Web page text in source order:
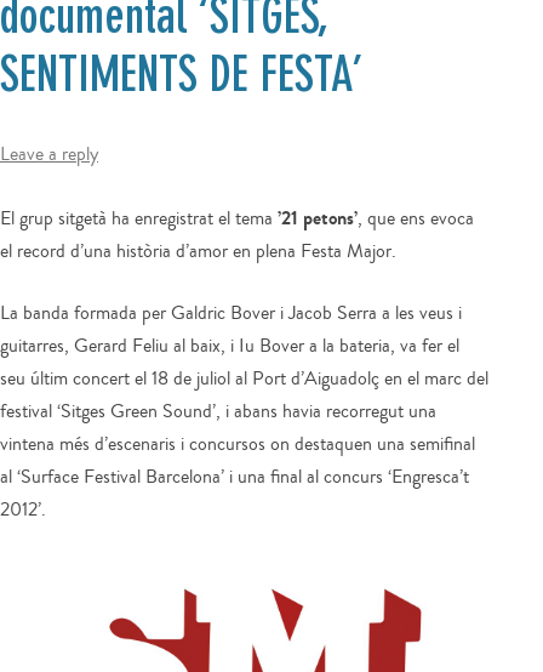
documental ‘SITGES,
SENTIMENTS DE FESTA’
Leave a reply
El grup sitgetà ha enregistrat el tema ’21 petons’, que ens evoca
el record d’una història d’amor en plena Festa Major.
La banda formada per Galdric Bover i Jacob Serra a les veus i
guitarres, Gerard Feliu al baix, i Iu Bover a la bateria, va fer el
seu últim concert el 18 de juliol al Port d’Aiguadolç en el marc del
festival ‘Sitges Green Sound’, i abans havia recorregut una
vintena més d’escenaris i concursos on destaquen una semifinal
al ‘Surface Festival Barcelona’ i una final al concurs ‘Engresca’t
2012’.